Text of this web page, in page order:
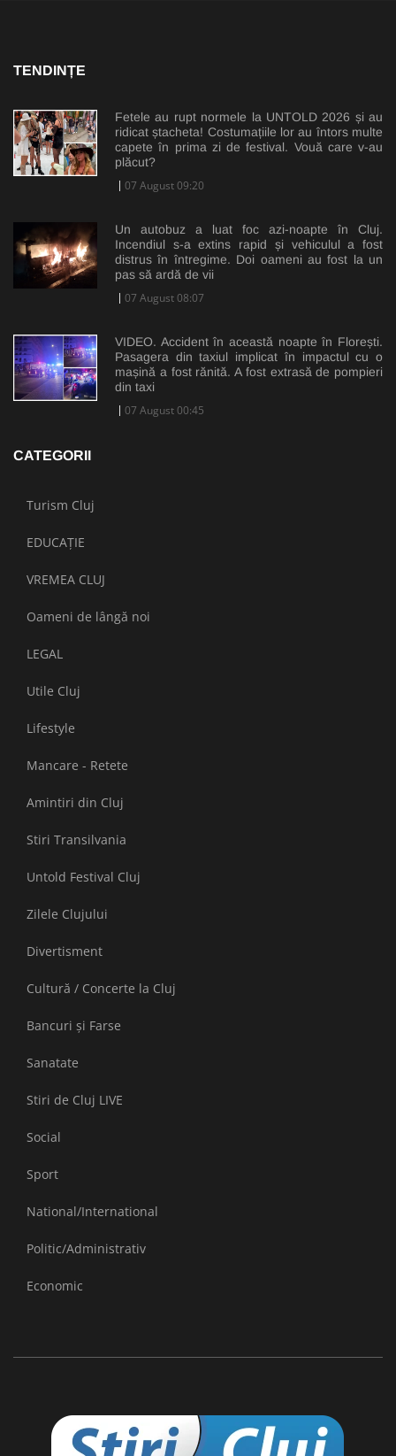
TENDINȚE
Fetele au rupt normele la UNTOLD 2026 și au
ridicat ștacheta! Costumațiile lor au întors multe
capete în prima zi de festival. Vouă care v-au
plăcut?
07 August 09:20
Un autobuz a luat foc azi-noapte în Cluj.
Incendiul s-a extins rapid și vehiculul a fost
distrus în întregime. Doi oameni au fost la un
pas să ardă de vii
07 August 08:07
VIDEO. Accident în această noapte în Florești.
Pasagera din taxiul implicat în impactul cu o
mașină a fost rănită. A fost extrasă de pompieri
din taxi
07 August 00:45
CATEGORII
Turism Cluj
EDUCAȚIE
VREMEA CLUJ
Oameni de lângă noi
LEGAL
Utile Cluj
Lifestyle
Mancare - Retete
Amintiri din Cluj
Stiri Transilvania
Untold Festival Cluj
Zilele Clujului
Divertisment
Cultură / Concerte la Cluj
Bancuri și Farse
Sanatate
Stiri de Cluj LIVE
Social
Sport
National/International
Politic/Administrativ
Economic